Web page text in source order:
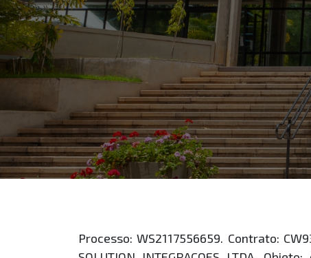
Processo: WS2117556659. Contrato: